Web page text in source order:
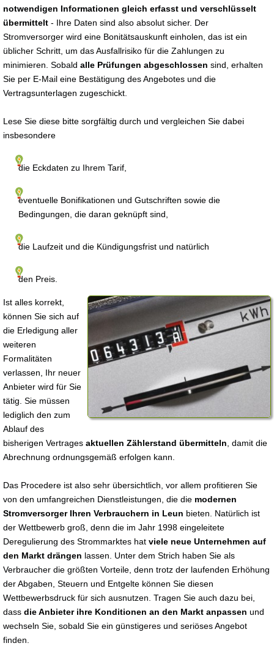
notwendigen Informationen gleich erfasst und verschlüsselt
übermittelt - Ihre Daten sind also absolut sicher. Der
Stromversorger wird eine Bonitätsauskunft einholen, das ist ein
üblicher Schritt, um das Ausfallrisiko für die Zahlungen zu
minimieren. Sobald alle Prüfungen abgeschlossen sind, erhalten
Sie per E-Mail eine Bestätigung des Angebotes und die
Vertragsunterlagen zugeschickt.
Lese Sie diese bitte sorgfältig durch und vergleichen Sie dabei
insbesondere
die Eckdaten zu Ihrem Tarif,
eventuelle Bonifikationen und Gutschriften sowie die
Bedingungen, die daran geknüpft sind,
die Laufzeit und die Kündigungsfrist und natürlich
den Preis.
Ist alles korrekt,
können Sie sich auf
die Erledigung aller
weiteren
Formalitäten
verlassen, Ihr neuer
Anbieter wird für Sie
tätig. Sie müssen
lediglich den zum
Ablauf des
bisherigen Vertrages aktuellen Zählerstand übermitteln , damit die
Abrechnung ordnungsgemäß erfolgen kann.
Das Procedere ist also sehr übersichtlich, vor allem profitieren Sie
von den umfangreichen Dienstleistungen, die die modernen
Stromversorger Ihren Verbrauchern in Leun bieten. Natürlich ist
der Wettbewerb groß, denn die im Jahr 1998 eingeleitete
Deregulierung des Strommarktes hat viele neue Unternehmen auf
den Markt drängen lassen. Unter dem Strich haben Sie als
Verbraucher die größten Vorteile, denn trotz der laufenden Erhöhung
der Abgaben, Steuern und Entgelte können Sie diesen
Wettbewerbsdruck für sich ausnutzen. Tragen Sie auch dazu bei,
dass die Anbieter ihre Konditionen an den Markt anpassen und
wechseln Sie, sobald Sie ein günstigeres und seriöses Angebot
finden.